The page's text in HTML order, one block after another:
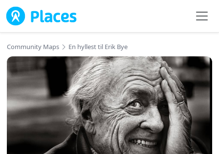
Skip to main content
Community Maps En hyllest til Erik Bye